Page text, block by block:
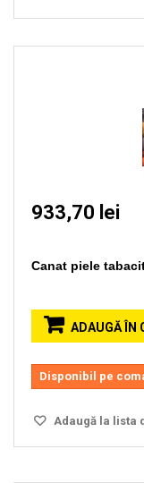
933,70 lei
Canat piele
ADAUGĂ ÎN
Disponibil pe
Adaugă la lista